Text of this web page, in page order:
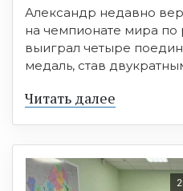
Александр недавно
на чемпионате мира
выиграл четыре
медаль, став
Читать далее